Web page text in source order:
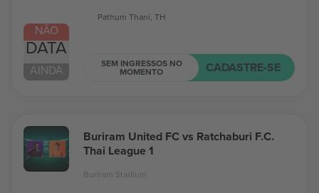
NÃO
DATA
AINDA
Pathum Thani, TH
SEM INGRESSOS NO
MOMENTO CADASTRE-SE
Buriram United FC vs Ratchaburi F.C.
Thai League 1
Buriram Stadium